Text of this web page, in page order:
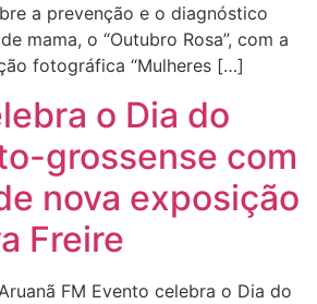
a prevenção e o diagnóstico
mama, o “Outubro Rosa”, com a
fotográfica “Mulheres […]
o Dia do
grossense com
nova exposição
Freire
FM Evento celebra o Dia do